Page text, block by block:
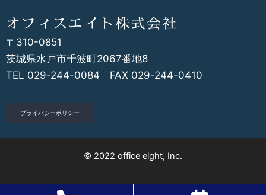
オフィスエイト株式会社
〒310-0851
茨城県水戸市千波町2067番地8
TEL 029-244-0084 FAX 029-244-0410
プライバシーポリシー
© 2022 office eight, Inc.